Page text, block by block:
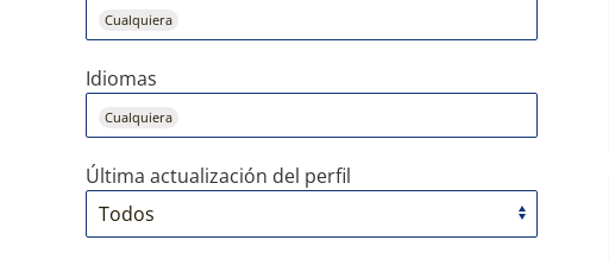
Cualquiera
Idiomas
Cualquiera
Última actualización del perfil